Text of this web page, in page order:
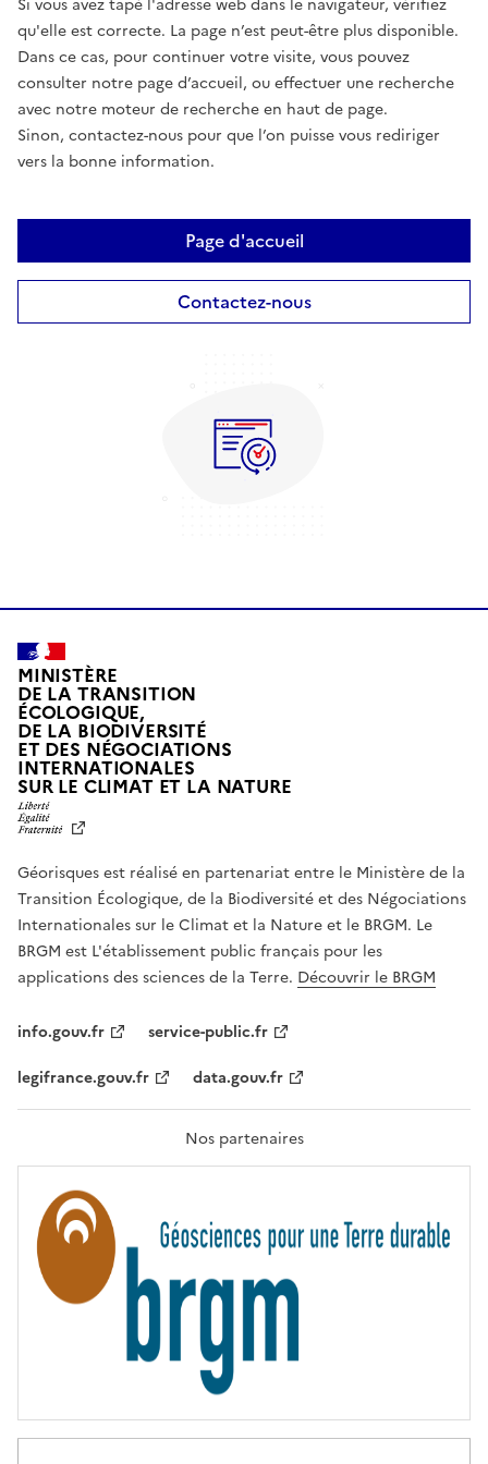
Si vous avez tapé l'adresse web dans le navigateur, vérifiez
qu'elle est correcte. La page n’est peut-être plus disponible.
Dans ce cas, pour continuer votre visite, vous pouvez
consulter notre page d’accueil, ou effectuer une recherche
avec notre moteur de recherche en haut de page.
Sinon, contactez-nous pour que l’on puisse vous rediriger
vers la bonne information.
Page d'accueil
Contactez-nous
MINISTÈRE
DE LA TRANSITION
ÉCOLOGIQUE,
DE LA BIODIVERSITÉ
ET DES NÉGOCIATIONS
INTERNATIONALES
SUR LE CLIMAT ET LA NATUREL
T
É
,
É
G
A
L
F
A
T
R
T
É
Géorisques est réalisé en partenariat entre le Ministère de la
Transition Écologique, de la Biodiversité et des Négociations
Internationales sur le Climat et la Nature et le BRGM. Le
BRGM est L'établissement public français pour les
applications des sciences de la Terre. Découvrir le BRGM
info.gouv.fr
service-public.fr
legifrance.gouv.fr
data.gouv.fr
Nos partenaires